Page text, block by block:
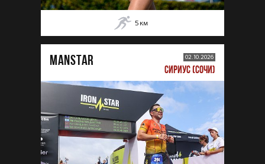
5 км
MANSTAR 02.10.2026
СИРИУС (СОЧИ)